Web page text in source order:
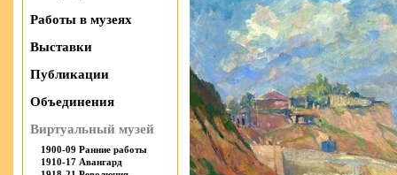
Работы в музеях
Выставки
Публикации
Объединения
Виртуальный музей
1900-09 Ранние работы
1910-17 Авангард